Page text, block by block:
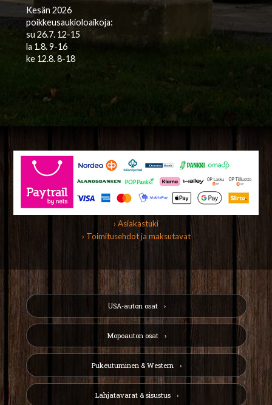
Kesän 2026
poikkeusaukioloaikoja:
su 26.7. 12-15
la 1.8. 9-16
ke 12.8. 8-18
› Asiakastuki
› Toimitusehdot ja maksutavat
USA-auton osat
Mopoauton osat
Pukeutuminen & Western
Lahjatavarat & sisustus